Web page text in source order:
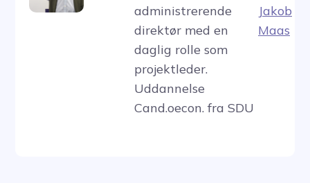
administrerende
direktør med en
daglig rolle som
projektleder.
Uddannelse
Cand.oecon. fra SDU
Jakob
Maas